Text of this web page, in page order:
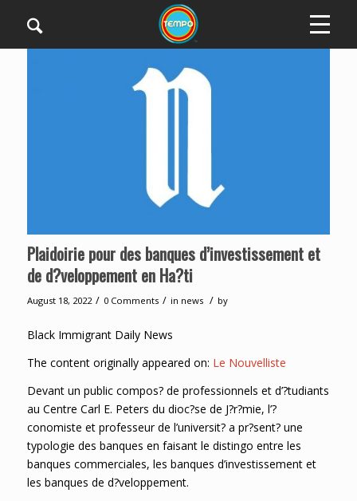
Plaidoirie pour des banques d’investissement et
de d?veloppement en Ha?ti
August 18, 2022 / 0 Comments / in news / by
Black Immigrant Daily News
The content originally appeared on: Le Nouvelliste
Devant un public compos? de professionnels et d’?tudiants
au Centre Carl E. Peters du dioc?se de J?r?mie, l’?
conomiste et professeur de l’universit? a pr?sent? une
typologie des banques en faisant le distingo entre les
banques commerciales, les banques d’investissement et
les banques de d?veloppement.